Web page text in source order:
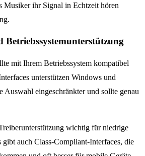
Musiker ihr Signal in Echtzeit hören
mit Ihrem Betriebssystem kompatibel
unterstützen Windows und
eingeschränkter und sollte genau
wichtig für niedrige
auch Class-Compliant-Interfaces, die